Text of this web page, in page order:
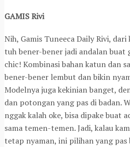
GAMIS Rivi
Nih, Gamis Tuneeca Daily Rivi, dari
tuh bener-bener jadi andalan buat
chic! Kombinasi bahan katun dan
bener-bener lembut dan bikin
Modelnya juga kekinian banget,
dan potongan yang pas di badan.
nggak kalah oke, bisa dipake buat
sama temen-temen. Jadi, kalau
tetap nyaman, ini pilihan yang pas